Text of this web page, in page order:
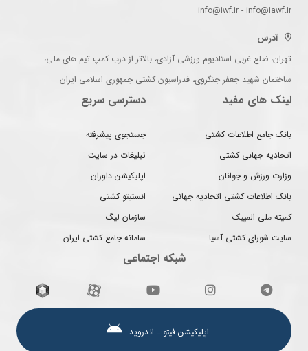
info@iwf.ir - info@iawf.ir
آدرس
تهران، ضلع غربی استادیوم ورزشی آزادی، بالاتر از درب کمپ تیم های ملی،
ساختمان شهید جعفر جنگروی، فدراسیون کشتی جمهوری اسلامی ایران
لینک های مفید
بانک جامع اطلاعات کشتی
اتحادیه جهانی کشتی
وزارت ورزش و جوانان
بانک اطلاعات کشتی اتحادیه جهانی
کمیته ملی المپیک
سایت شورای کشتی آسیا
دسترسی سریع
جستجوی پیشرفته
تبلیغات در سایت
اپلیکیشن داوران
انستیتو کشتی
سازمان لیگ
سامانه جامع کشتی ایران
شبکه اجتماعی
اپلیکیشن فیتو ـ اندروید